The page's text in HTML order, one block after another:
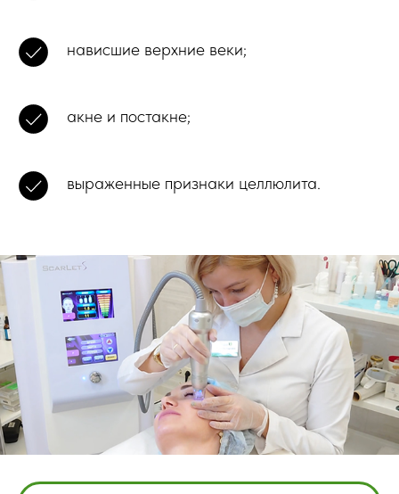
нависшие верхние веки;
акне и постакне;
выраженные признаки целлюлита.